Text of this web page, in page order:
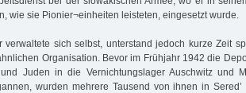
wie sie Pionier¬einheiten leisteten, eingesetzt wurde.
verwaltete sich selbst, unterstand jedoch kurze Zeit
Organisation. Bevor im Frühjahr 1942 die
Juden in die Vernichtungslager Auschwitz und
wurden mehrere Tausend von ihnen in